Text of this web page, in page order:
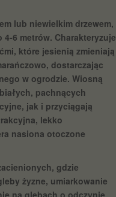
lub niewielkim drzewem,
6 metrów. Charakteryzuje
które jesienią zmieniają
dostarczając
w ogrodzie. Wiosną
pachnących
jak i przyciągają
lekko
nasiona otoczone
gdzie
żyzne, umiarkowanie
na glebach o odczynie